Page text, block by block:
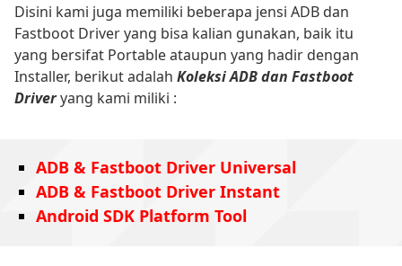
Disini kami juga memiliki beberapa jensi ADB dan
Fastboot Driver yang bisa kalian gunakan, baik itu
yang bersifat Portable ataupun yang hadir dengan
Installer, berikut adalah Koleksi ADB dan Fastboot
Driveryang kami miliki :
ADB & Fastboot Driver Universal
ADB & Fastboot Driver Instant
Android SDK Platform Tool